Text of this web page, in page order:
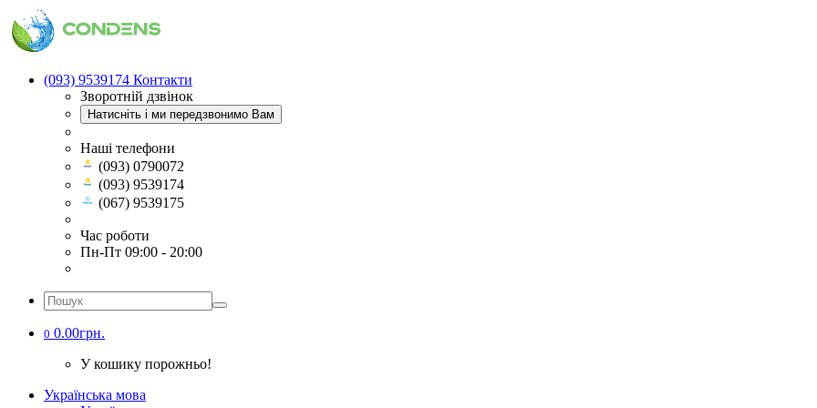
(093) 9539174 Контакти
Зворотній дзвінок
Натисніть і ми передзвонимо Вам
Наші телефони
(093) 0790072
(093) 9539174
(067) 9539175
Час роботи
Пн-Пт 09:00 - 20:00
0 0.00грн.
У кошику порожньо!
Українська мова